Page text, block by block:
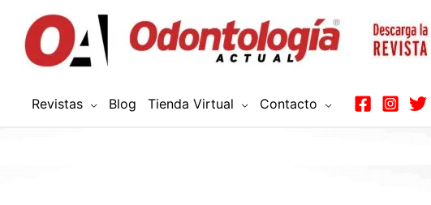
Revistas Blog Tienda Virtual Contacto